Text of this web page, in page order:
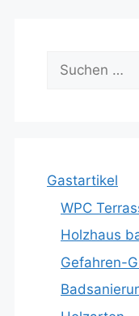
Suche
nach:
Gastartikel
WPC
Holzhaus
Gefahren-